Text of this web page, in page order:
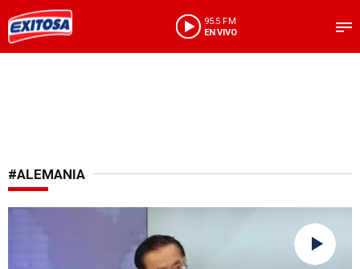
95.5 FM
EN VIVO
#ALEMANIA